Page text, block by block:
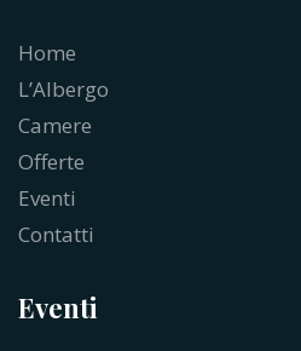
Home
L’Albergo
Camere
Offerte
Eventi
Contatti
Eventi